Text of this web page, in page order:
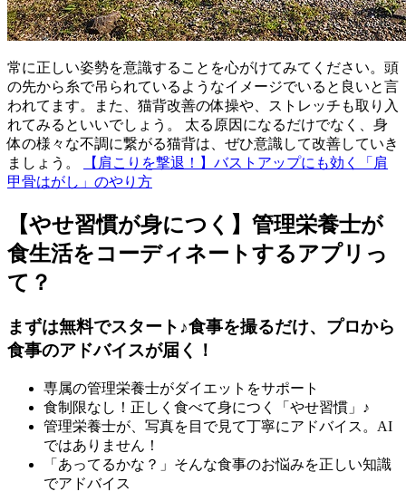
常に正しい姿勢を意識することを心がけてみてください。頭
の先から糸で吊られているようなイメージでいると良いと言
われてます。また、猫背改善の体操や、ストレッチも取り入
れてみるといいでしょう。 太る原因になるだけでなく、身
体の様々な不調に繋がる猫背は、ぜひ意識して改善していき
ましょう。
【肩こりを撃退！】バストアップにも効く「肩
甲骨はがし」のやり方
【やせ習慣が身につく】管理栄養士が
食生活をコーディネートするアプリっ
て？
まずは無料でスタート♪食事を撮るだけ、プロから
食事のアドバイスが届く！
専属の管理栄養士がダイエットをサポート
食制限なし！正しく食べて身につく「やせ習慣」♪
管理栄養士が、写真を目で見て丁寧にアドバイス。AI
ではありません！
「あってるかな？」そんな食事のお悩みを正しい知識
でアドバイス